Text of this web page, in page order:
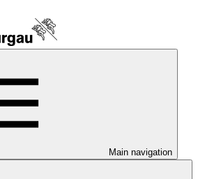
Main navigation